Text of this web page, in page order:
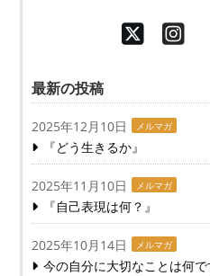
最新の投稿
2025年12月10日 メルマガ
『どう生きるか』
2025年11月10日 メルマガ
『自己表現は何？』
2025年10月14日 メルマガ
今の自分に大切なことは何